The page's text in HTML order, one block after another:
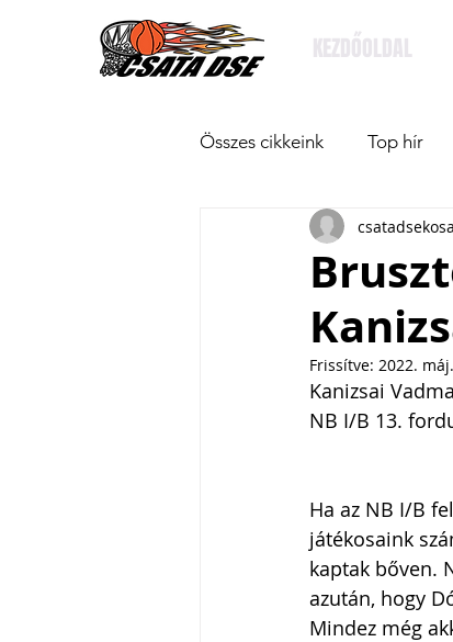
KEZDŐOLDAL
Összes cikkeink Top hír
Frissítve: 2022.
Kanizsai
NB I/B 13.
Ha az NB I/B
játékosaink
kaptak bőven.
azután, hogy
Mindez még